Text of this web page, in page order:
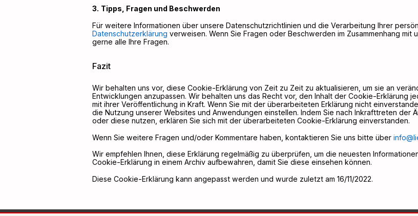
Tipps, Fragen und Beschwerden
Für weitere Informationen über unsere Datenschutzrichtlinien und die Verarbeitung Ihrer
Datenschutzerklärung verweisen. Wenn Sie Fragen oder Beschwerden im Zusammenhang
gerne alle Ihre Fragen.
Fazit
Wir behalten uns vor, diese Cookie-Erklärung von Zeit zu Zeit zu aktualisieren, um sie an
Entwicklungen anzupassen. Wir behalten uns das Recht vor, den Inhalt der Cookie-Erklärung
mit ihrer Veröffentlichung in Kraft. Wenn Sie mit der überarbeiteten Erklärung nicht
die Nutzung unserer Websites und Anwendungen einstellen. Indem Sie nach Inkrafttreten der
oder diese nutzen, erklären Sie sich mit der überarbeiteten Cookie-Erklärung einverstanden.
Wenn Sie weitere Fragen und/oder Kommentare haben, kontaktieren Sie uns bitte über
Wir empfehlen Ihnen, diese Erklärung regelmäßig zu überprüfen, um die neuesten
Cookie-Erklärung in einem Archiv aufbewahren, damit Sie diese einsehen können.
Diese Cookie-Erklärung kann angepasst werden und wurde zuletzt am 16/11/2022.